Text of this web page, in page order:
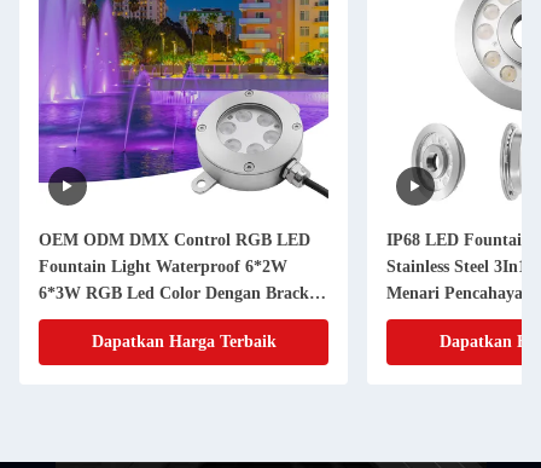
OEM ODM DMX Control RGB LED
Fountain Light Waterproof 6*2W
6*3W RGB Led Color Dengan Bracket
Tipe U
Dapatkan Harga Terbaik
IP68 LED Fountain
Stainless Steel 3In1
Menari
Dapatkan